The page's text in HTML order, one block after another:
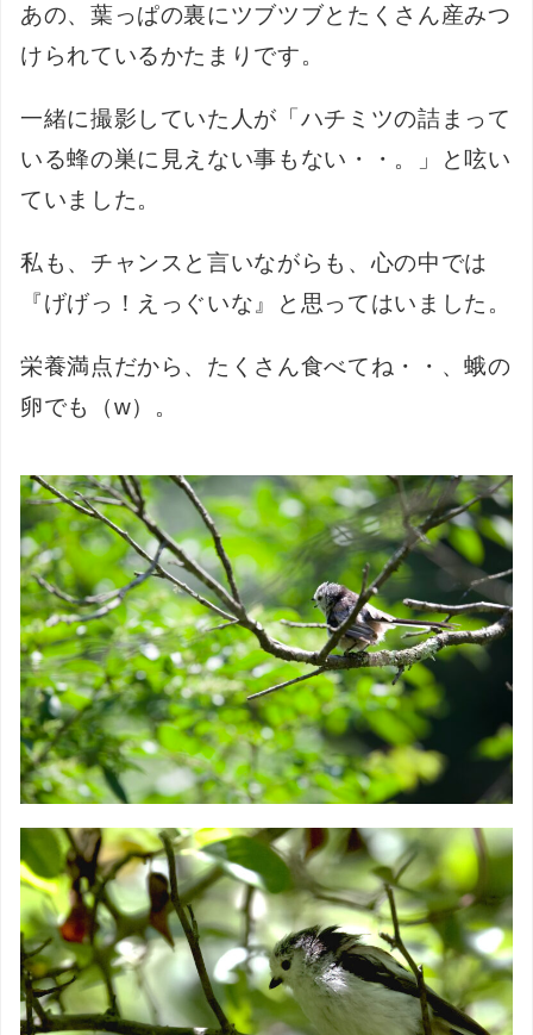
あの、葉っぱの裏にツブツブとたくさん産みつ
けられているかたまりです。
一緒に撮影していた人が「ハチミツの詰まって
いる蜂の巣に見えない事もない・・。」と呟い
ていました。
私も、チャンスと言いながらも、心の中では
『げげっ！えっぐいな』と思ってはいました。
栄養満点だから、たくさん食べてね・・、蛾の
卵でも（w）。